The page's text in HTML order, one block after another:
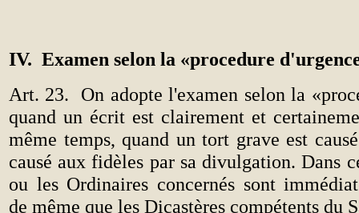
IV. Examen selon la «procedure
Art. 23.
On adopte l'examen selon la
quand un écrit est clairement et
même temps, quand un tort grave est
causé aux fidèles par sa divulgation. Dans
ou les Ordinaires concernés sont
de même que les Dicastères compétents du